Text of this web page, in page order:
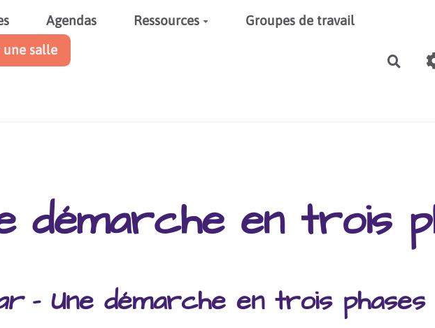
Agendas Ressources
Groupes de travail
une salle
démarche en trois
– Une démarche en trois phases